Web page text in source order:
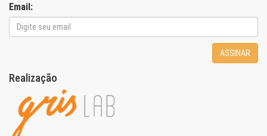
Email:
ASSINAR
Realização